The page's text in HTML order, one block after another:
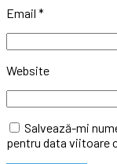
Email *
Website
Salvează-mi
pentru data viitoare